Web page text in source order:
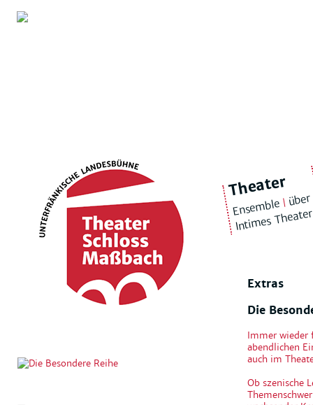
Extras
Die
Immer wieder
abendlichen
auch im
Ob szenische
Theater
Ensemble|
Intimes Theater